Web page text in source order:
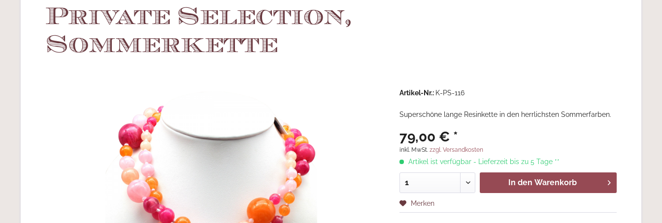
Private Selection,
Sommerkette
Artikel-Nr.: K-PS-116
Superschöne lange Resinkette in den herrlichsten Sommerfarben.
79,00 € *
inkl. MwSt.zzgl. Versandkosten
Artikel ist verfügbar - Lieferzeit bis zu 5 Tage **
In den Warenkorb
Merken